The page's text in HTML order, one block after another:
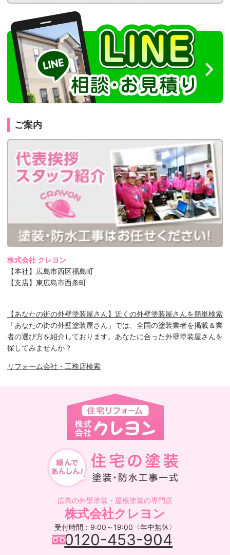
ご案内
株式会社 クレヨン
【本社】広島市西区福島町
【支店】東広島市西条町
【あなたの街の外壁塗装屋さん】近くの外壁塗装屋さんを簡単検索
「あなたの街の外壁塗装屋さん」では、全国の塗装業者を掲載＆業
者の選び方を紹介しております。あなたに合った外壁塗装屋さんを
探してみませんか？
リフォーム会社・工務店検索
広島の外壁塗装・屋根塗装の専門店
株式会社クレヨン
受付時間：9:00～19:00〈年中無休〉
0120-453-904